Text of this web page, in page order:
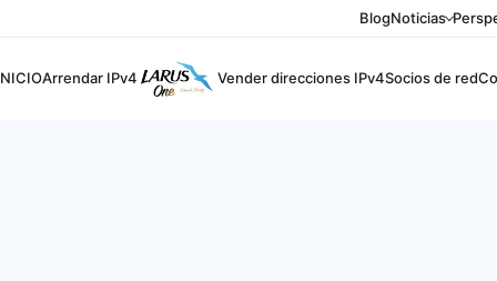
BlogNoticias
Arrendar IPv4 Vender direcciones IPv4Socios de red